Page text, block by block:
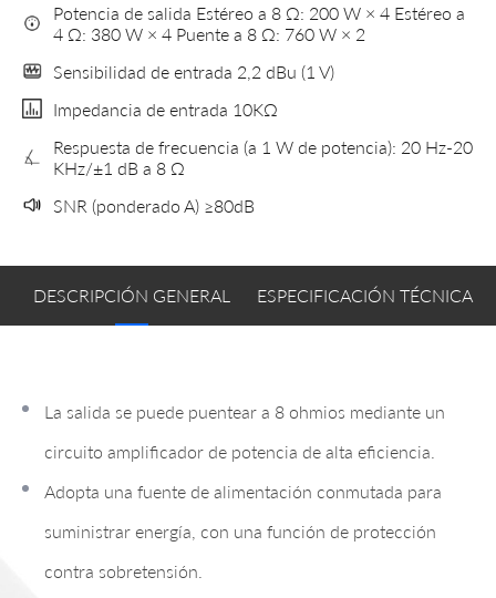
Potencia de salida Estéreo a 8 Ω: 200 W × 4 Estéreo a
4 Ω: 380 W × 4 Puente a 8 Ω: 760 W × 2
Sensibilidad de entrada 2,2 dBu (1 V)
Impedancia de entrada 10KΩ
Respuesta de frecuencia (a 1 W de potencia): 20 Hz-20
KHz/±1 dB a 8 Ω
SNR (ponderado A) ≥80dB
DESCRIPCIÓN GENERAL ESPECIFICACIÓN TÉCNICA
La salida se puede puentear a 8 ohmios mediante un
circuito amplificador de potencia de alta eficiencia.
Adopta una fuente de alimentación conmutada para
suministrar energía, con una función de protección
contra sobretensión.